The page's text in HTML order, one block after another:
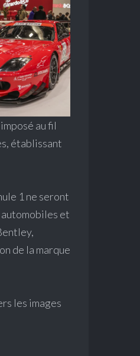
au fil
établissant
1 ne seront
et
de la marque
les images